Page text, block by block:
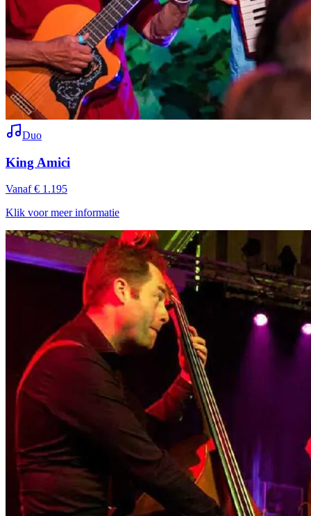
Duo
King Amici
Vanaf € 1.195
Klik voor meer informatie